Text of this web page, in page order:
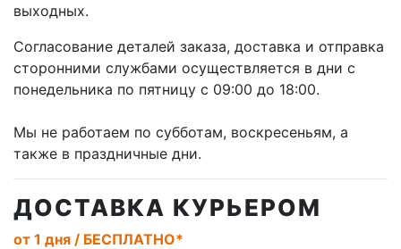
выходных.
Согласование деталей заказа, доставка и отправка
сторонними службами осуществляется в дни с
понедельника по пятницу с 09:00 до 18:00.
Мы не работаем по субботам, воскресеньям, а
также в праздничные дни.
ДОСТАВКА КУРЬЕРОМ
от 1 дня / БЕСПЛАТНО*